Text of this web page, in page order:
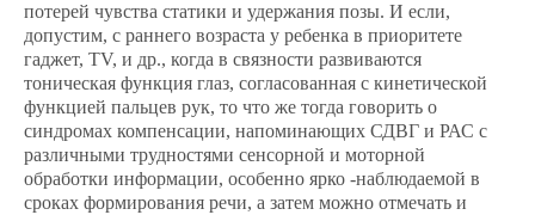
потерей чувства статики и удержания позы. И если,
допустим, с раннего возраста у ребенка в приоритете
гаджет, TV, и др., когда в связности развиваются
тоническая функция глаз, согласованная с кинетической
функцией пальцев рук, то что же тогда говорить о
синдромах компенсации, напоминающих СДВГ и РАС с
различными трудностями сенсорной и моторной
обработки информации, особенно ярко -наблюдаемой в
сроках формирования речи, а затем можно отмечать и